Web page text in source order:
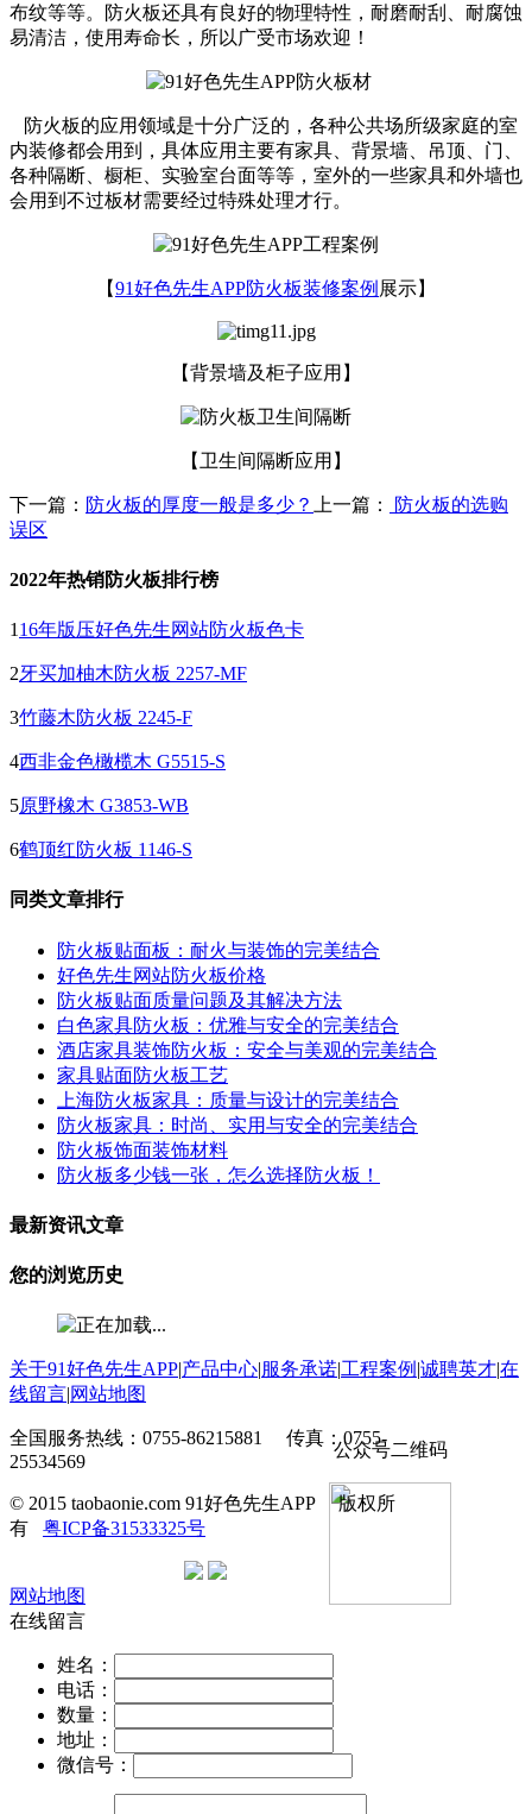
布纹等等。防火板还具有良好的物理特性，耐磨耐刮、耐腐蚀
易清洁，使用寿命长，所以广受市场欢迎！
防火板的应用领域是十分广泛的，各种公共场所级家庭的室
内装修都会用到，具体应用主要有家具、背景墙、吊顶、门、
各种隔断、橱柜、实验室台面等等，室外的一些家具和外墙也
会用到不过板材需要经过特殊处理才行。
【91好色先生APP防火板装修案例 展示】
【背景墙及柜子应用】
【卫生间隔断应用】
下一篇： 防火板的厚度一般是多少？ 上一篇：
防火板的选购
误区
2022年热销防火板排行榜
1 16年版压好色先生网站防火板色卡
2牙买加柚木防火板 2257-MF
3竹藤木防火板 2245-F
4西非金色橄榄木 G5515-S
5原野橡木 G3853-WB
6鹤顶红防火板 1146-S
同类文章排行
防火板贴面板：耐火与装饰的完美结合
好色先生网站防火板价格
防火板贴面质量问题及其解决方法
白色家具防火板：优雅与安全的完美结合
酒店家具装饰防火板：安全与美观的完美结合
家具贴面防火板工艺
上海防火板家具：质量与设计的完美结合
防火板家具：时尚、实用与安全的完美结合
防火板饰面装饰材料
防火板多少钱一张，怎么选择防火板！
最新资讯文章
您的浏览历史
关于91好色先生APP 产品中心 服务承诺工程案例 诚聘英才在
线留言 网站地图
公众号二维码
全国服务热线：0755-86215881 传真：0755-
25534569
© 2015 taobaonie.com 91好色先生APP 版权所
有 粤ICP备31533325号
网站地图
在线留言
姓名：
电话：
数量：
地址：
微信号：